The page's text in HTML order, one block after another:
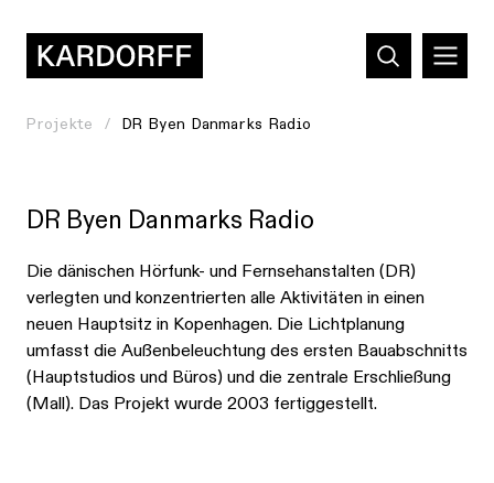
Projekte DR Byen Danmarks Radio
DR Byen Danmarks Radio
Die dänischen Hörfunk- und Fernsehanstalten (DR)
verlegten und konzentrierten alle Aktivitäten in einen
neuen Hauptsitz in Kopenhagen. Die Lichtplanung
umfasst die Außenbeleuchtung des ersten Bauabschnitts
(Hauptstudios und Büros) und die zentrale Erschließung
(Mall). Das Projekt wurde 2003 fertiggestellt.